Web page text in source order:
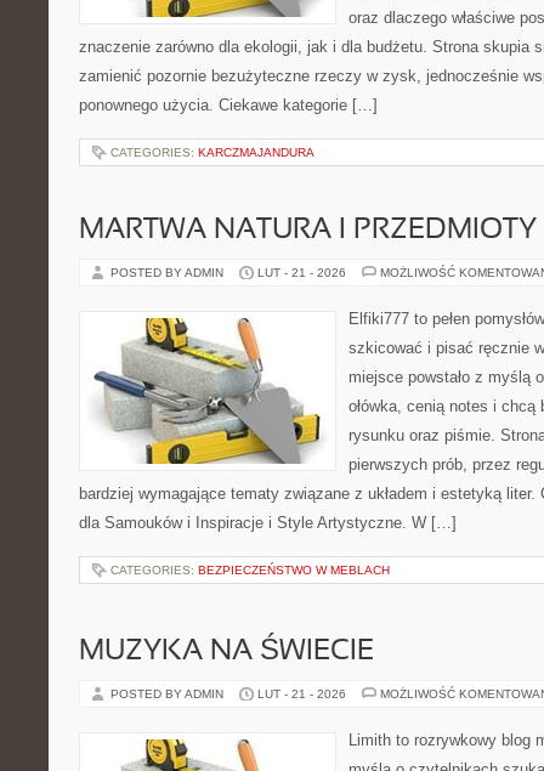
oraz dlaczego właściwe
znaczenie zarówno dla ekologii, jak i dla budżetu. Strona skupia
zamienić pozornie bezużyteczne rzeczy w zysk, jednocześnie
ponownego użycia. Ciekawe kategorie […]
CATEGORIES: KARCZMAJANDURA
MARTWA NATURA I PRZEDMIOTY
POSTED BY ADMIN LUT - 21 - 2026 MOŻLIWOŚĆ
Elfiki777 to pełen
szkicować i pisać ręcznie
miejsce powstało z myślą
ołówka, cenią notes i chcą
rysunku oraz piśmie.
pierwszych prób, przez
bardziej wymagające tematy związane z układem i estetyką liter.
dla Samouków i Inspiracje i Style Artystyczne. W […]
CATEGORIES: BEZPIECZEŃSTWO W MEBLACH
MUZYKA NA ŚWIECIE
POSTED BY ADMIN LUT - 21 - 2026 MOŻLIWOŚĆ
Limith to rozrywkowy blog